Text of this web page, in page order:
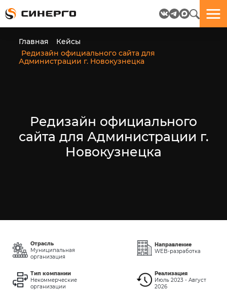
Главная
Кейсы
Редизайн официального сайта для
Администрации г. Новокузнецка
Редизайн официального
сайта для Администрации г.
Новокузнецка
Отрасль
Муниципальная
организация
Направление
WEB-разработка
Тип компании
Некоммерческие
организации
Реализация
Июль 2023 - Август
2026
Отлично!
Данные
успешно
отправлены.
многие
любят
ЕЩЁ!
Отлично!
Бриф
отправлен.